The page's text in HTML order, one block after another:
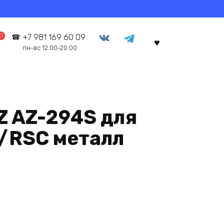
+7 981 169 60 09
пн-вс 12.00-20.00
AZ-294S для
RSC металл